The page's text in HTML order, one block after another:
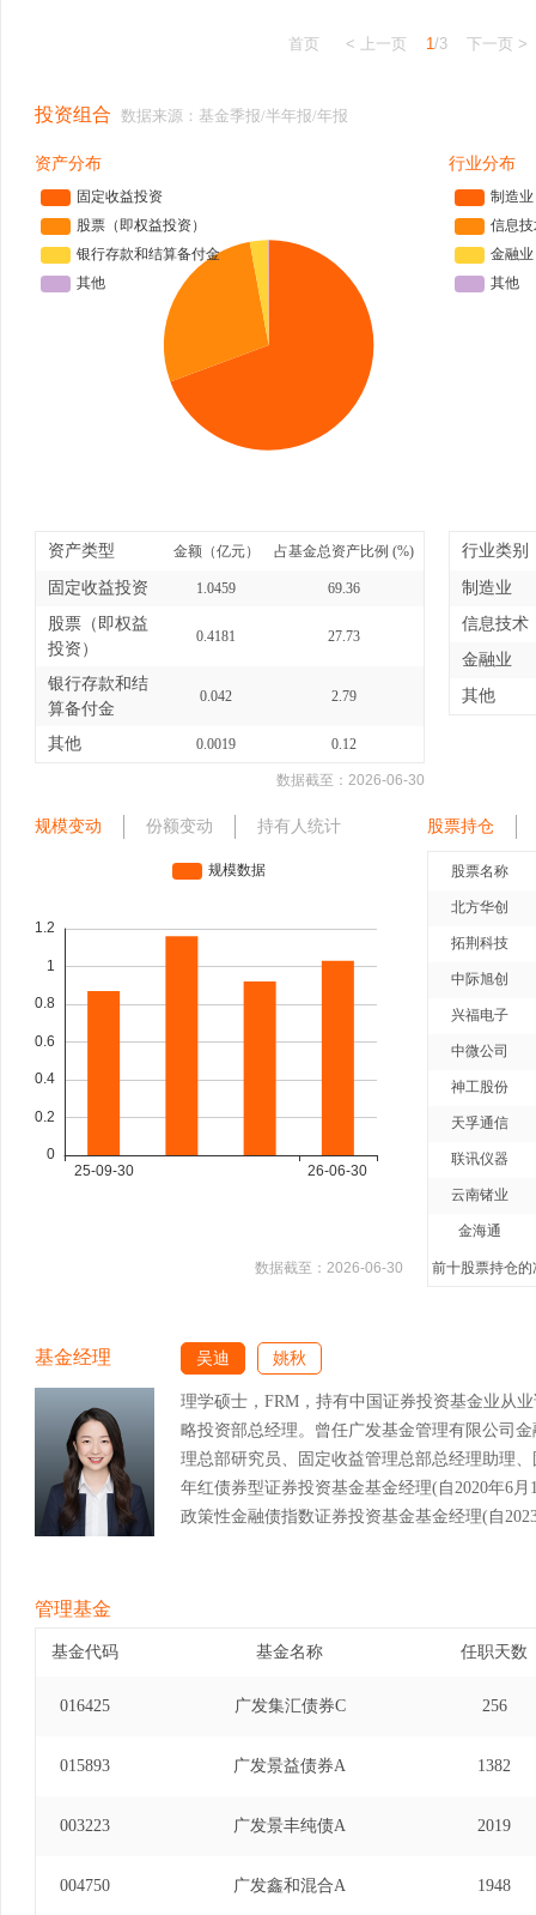
首页 < 上一页 1/3 下一页 >
投资组合 数据来源：基金季报/半年报/年报
资产分布
资产类型 金额（亿元） 占基金总资产比例 (%)
固定收益投资 1.0459 69.36
股票（即权益
投资）
0.4181 27.73
银行存款和结
算备付金
0.042 2.79
其他 0.0019 0.12
数据截至： 2026-06-30
行业分布
行业类别
制造业
信息技术
金融业
其他
规模变动 份额变动 持有人统计
数据截至： 2026-06-30
股票持仓
股票名称
北方华创
拓荆科技
中际旭创
兴福电子
中微公司
神工股份
天孚通信
联讯仪器
云南锗业
金海通
前十股票持仓的
基金经理 吴迪 姚秋
理学硕士，FRM，持有中国证券投资基金业从
略投资部总经理。曾任广发基金管理有限公司
理总部研究员、固定收益管理总部总经理助理
年红债券型证券投资基金基金经理(自2020年6
政策性金融债指数证券投资基金基金经理(自
管理基金
基金代码 基金名称 任职天数
016425 广发集汇债券C 256
015893 广发景益债券A 1382
003223 广发景丰纯债A 2019
004750 广发鑫和混合A 1948